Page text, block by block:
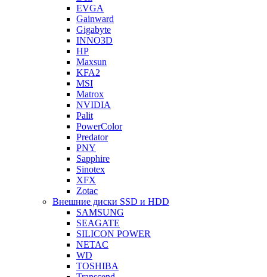
EVGA
Gainward
Gigabyte
INNO3D
HP
Maxsun
KFA2
MSI
Matrox
NVIDIA
Palit
PowerColor
Predator
PNY
Sapphire
Sinotex
XFX
Zotac
Внешние диски SSD и HDD
SAMSUNG
SEAGATE
SILICON POWER
NETAC
WD
TOSHIBA